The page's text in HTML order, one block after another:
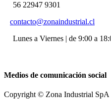
56 22947 9301
contacto@zonaindustrial.cl
Lunes a Viernes | de 9:00 a
Medios de comunicación social
Copyright © Zona Industrial SpA